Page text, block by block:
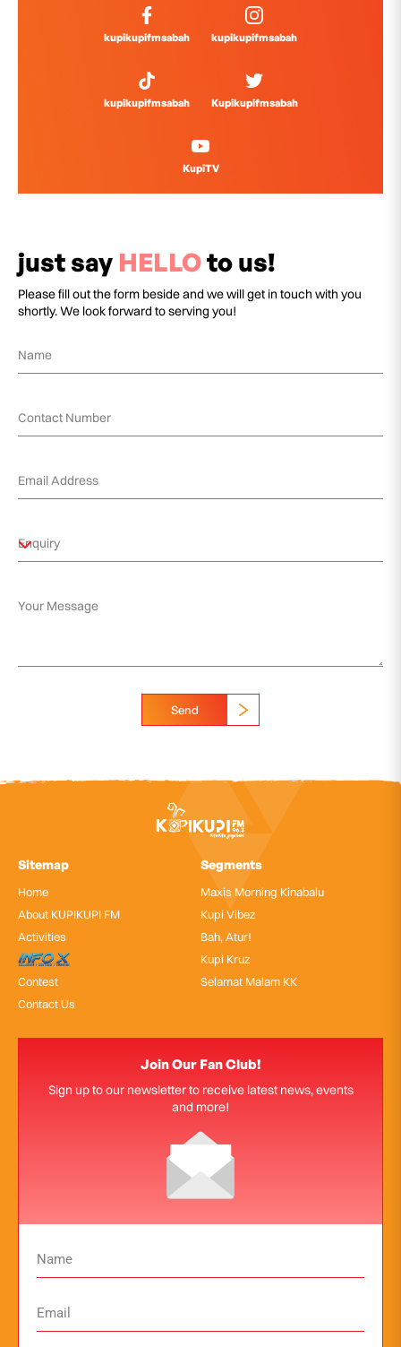
kupikupifmsabah kupikupifmsabah
kupikupifmsabah Kupikupifmsabah
KupiTV
just say HELLOto us!
Please fill out the form beside and we will get in touch with you
shortly. We look forward to serving you!
Send
Sitemap
Home
About KUPIKUPI FM
Activities
InfoX
Contest
Contact Us
Segments
Maxis Morning Kinabalu
Kupi Vibez
Bah, Atur!
Kupi Kruz
Selamat Malam KK
Join Our Fan Club!
Sign up to our newsletter to receive latest news, events
and more!